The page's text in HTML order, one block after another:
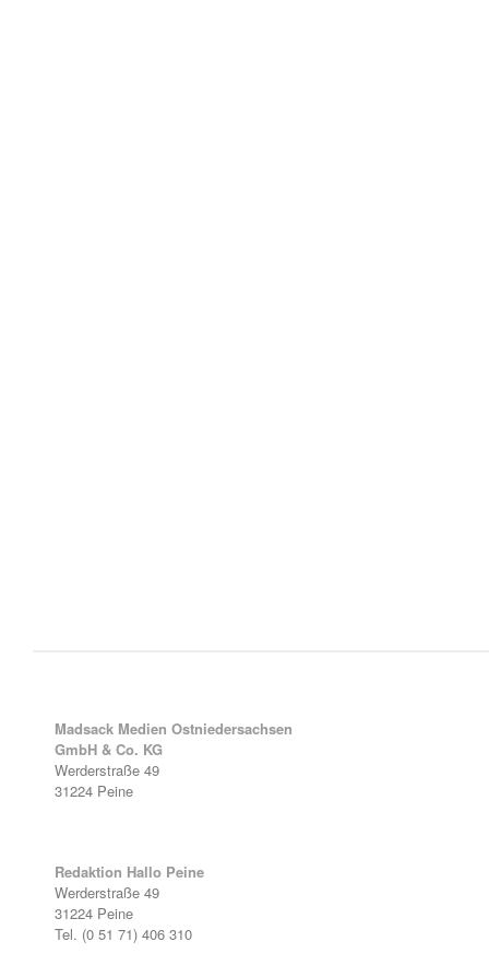
Madsack Medien Ostniedersachsen
GmbH & Co. KG
Werderstraße 49
31224 Peine
Redaktion Hallo Peine
Werderstraße 49
31224 Peine
Tel. (0 51 71) 406 310